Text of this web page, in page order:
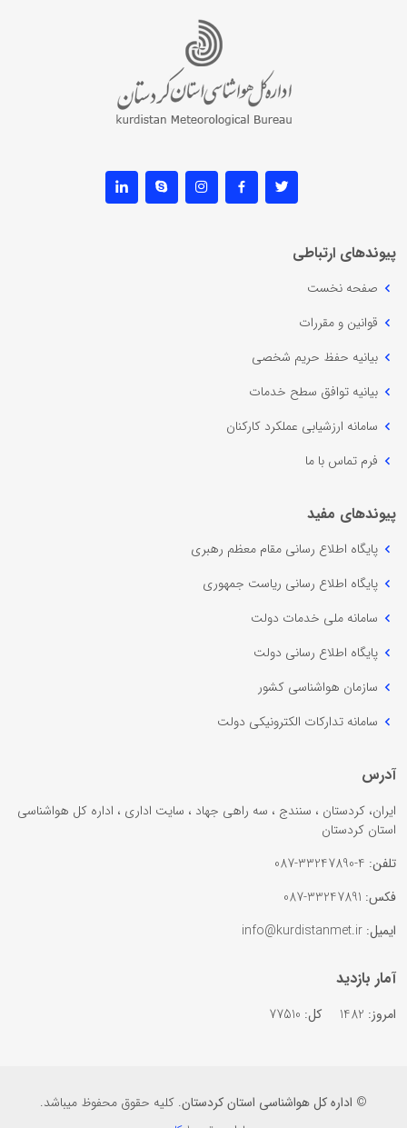
پیوندهای ارتباطی
صفحه نخست
قوانین و مقررات
بیانیه حفظ حریم شخصی
بیانیه توافق سطح خدمات
سامانه ارزشیابی عملکرد کارکنان
فرم تماس با ما
پیوندهای مفید
پایگاه اطلاع رسانی مقام معظم رهبری
پایگاه اطلاع رسانی ریاست جمهوری
سامانه ملی خدمات دولت
پایگاه اطلاع رسانی دولت
سازمان هواشناسی کشور
سامانه تدارکات الکترونیکی دولت
آدرس
ایران، کردستان ، سنندج ، سه راهی جهاد ، سایت اداری ، اداره کل هواشناسی
استان کردستان
تلفن:
فکس:
ایمیل:
آمار بازدید
امروز: کل:
© اداره کل هواشناسی استان کردستان. کلیه حقوق محفوظ میباشد.